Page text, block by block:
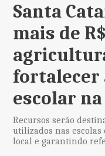
Santa
mais de
fortalecer
escolar
Recursos serão
utilizados nas escolas
local e garantindo